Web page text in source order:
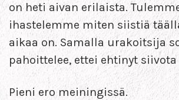
on heti aivan erilaista.
ihastelemme miten siistiä
aikaa on. Samalla urakoitsija
pahoittelee, ettei ehtinyt
Pieni ero meiningissä.